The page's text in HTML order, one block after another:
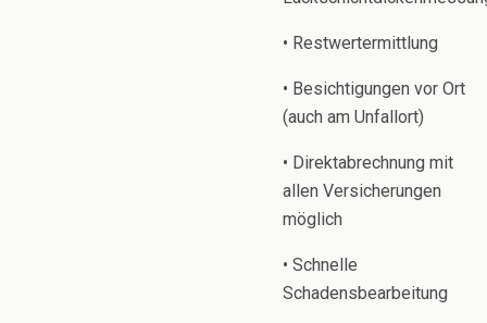
• Restwertermittlung
• Besichtigungen vor Ort
(auch am Unfallort)
• Direktabrechnung mit
allen Versicherungen
möglich
• Schnelle
Schadensbearbeitung